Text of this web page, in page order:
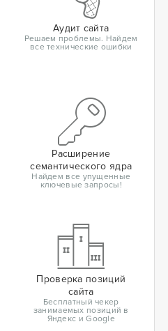
Аудит сайта
Решаем проблемы. Найдем
все технические ошибки
Расширение
семантического ядра
Найдем все упущенные
ключевые запросы!
Проверка позиций
сайта
Бесплатный чекер
занимаемых позиций в
Яндекс и Google